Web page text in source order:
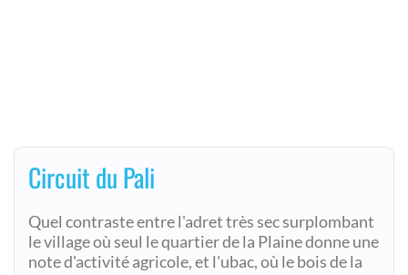
Circuit du Pali
Quel contraste entre l'adret très sec surplombant
le village où seul le quartier de la Plaine donne une
note d'activité agricole, et l'ubac, où le bois de la